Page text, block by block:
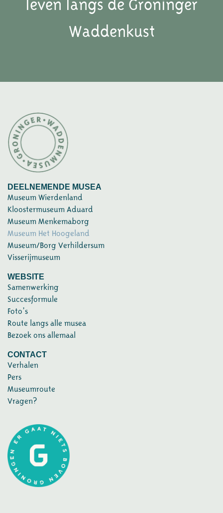
leven langs de Groninger
Waddenkust
DEELNEMENDE MUSEA
Museum Wierdenland
Kloostermuseum Aduard
Museum Menkemaborg
Museum Het Hoogeland
Museum/Borg Verhildersum
Visserijmuseum
WEBSITE
Samenwerking
Succesformule
Foto’s
Route langs alle musea
Bezoek ons allemaal
CONTACT
Verhalen
Pers
Museumroute
Vragen?